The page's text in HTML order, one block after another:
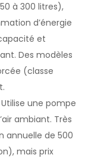
à 300 litres),
d’énergie
et
Des modèles
(classe
Utilise une pompe
ambiant. Très
annuelle de 500
mais prix